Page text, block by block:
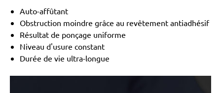
Auto-affûtant
Obstruction moindre grâce au revêtement antiadhésif
Résultat de ponçage uniforme
Niveau d'usure constant
Durée de vie ultra-longue